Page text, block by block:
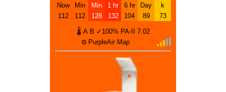
Now
112
Min
112
Min
128
1 hr
132
6 hr
104
Day
89
k
73
🌡 A B ✓100% PA-II 7.02
⧉ PurpleAir Map